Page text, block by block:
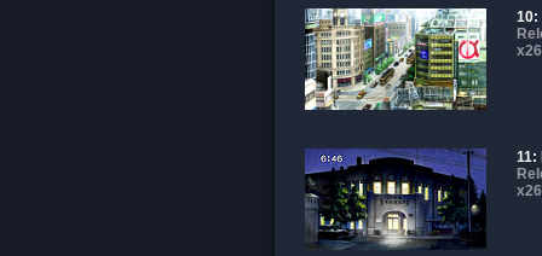
10:
11: